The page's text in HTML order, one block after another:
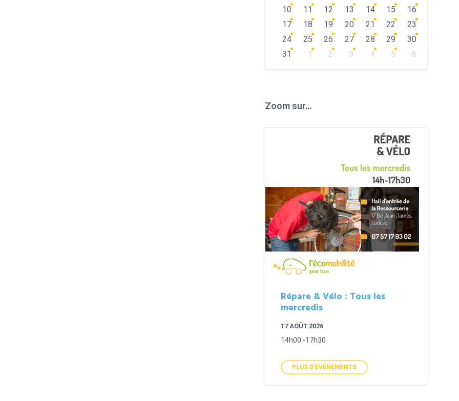
10
11 12 13 14 15
16
17
18 19 20 21 22
23
24
25 26 27 28 29
30
31
1 2 3 4 5
6
Zoom sur…
Répare & Vélo : Tous les
mercredis
17 AOÛT 2026
14h00 -17h30
PLUS D'ÉVÉNEMENTS